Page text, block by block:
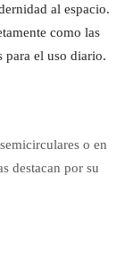
al espacio.
como las
para el uso diario.
o en
destacan por su